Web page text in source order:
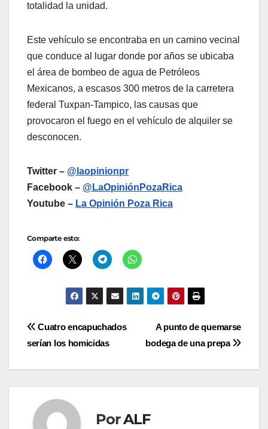
totalidad la unidad.
Este vehículo se encontraba en un camino vecinal
que conduce al lugar donde por años se ubicaba
el área de bombeo de agua de Petróleos
Mexicanos, a escasos 300 metros de la carretera
federal Tuxpan-Tampico, las causas que
provocaron el fuego en el vehículo de alquiler se
desconocen.
Twitter – @laopinionpr
Facebook – @LaOpiniónPozaRica
Youtube – La Opinión Poza Rica
Comparte esto:
Navegación
A punto de quemarse
bodega de una prepa
Cuatro encapuchados
serían los homicidas
PorALF